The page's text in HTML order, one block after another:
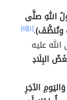
اللهِ صلَّى
وتُنظَّفَ).[٤] [٥]
عليه
البِلَادِ
الآخِرِ